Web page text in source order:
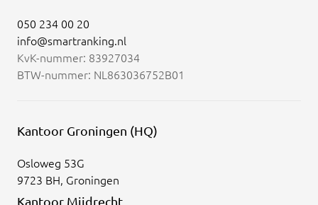
050 234 00 20
info@smartranking.nl
KvK-nummer: 83927034
BTW-nummer: NL863036752B01
Kantoor Groningen (HQ)
Osloweg 53G
9723 BH, Groningen
Kantoor Mijdrecht